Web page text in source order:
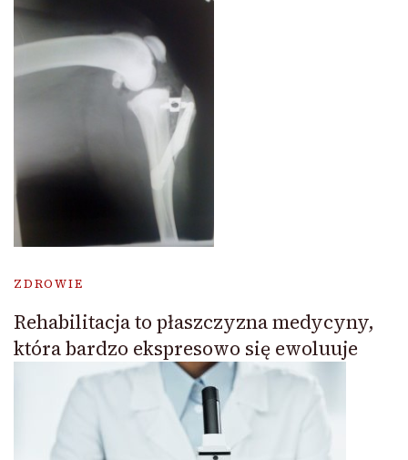
ZDROWIE
Rehabilitacja to płaszczyzna medycyny,
która bardzo ekspresowo się ewoluuje